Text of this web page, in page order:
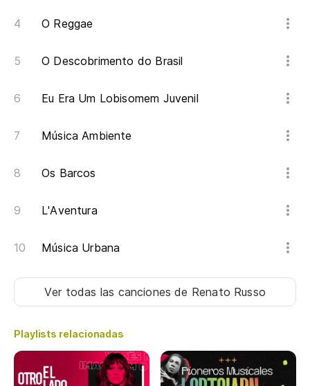
O Reggae
O Descobrimento do Brasil
Eu Era Um Lobisomem Juvenil
Música Ambiente
Os Barcos
L'Aventura
Música Urbana
Ver todas las cancionesde Renato Russo
Playlists relacionadas